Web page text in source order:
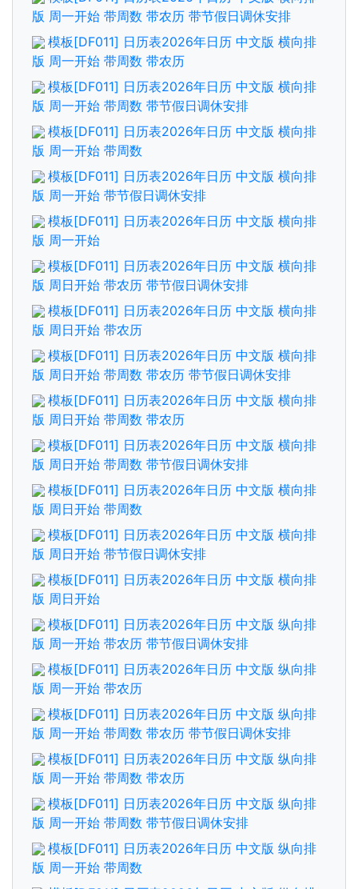
版 周一开始 带周数 带农历 带节假日调休安排
模板[DF011] 日历表2026年日历 中文版 横向排
版 周一开始 带周数 带农历
模板[DF011] 日历表2026年日历 中文版 横向排
版 周一开始 带周数 带节假日调休安排
模板[DF011] 日历表2026年日历 中文版 横向排
版 周一开始 带周数
模板[DF011] 日历表2026年日历 中文版 横向排
版 周一开始 带节假日调休安排
模板[DF011] 日历表2026年日历 中文版 横向排
版 周一开始
模板[DF011] 日历表2026年日历 中文版 横向排
版 周日开始 带农历 带节假日调休安排
模板[DF011] 日历表2026年日历 中文版 横向排
版 周日开始 带农历
模板[DF011] 日历表2026年日历 中文版 横向排
版 周日开始 带周数 带农历 带节假日调休安排
模板[DF011] 日历表2026年日历 中文版 横向排
版 周日开始 带周数 带农历
模板[DF011] 日历表2026年日历 中文版 横向排
版 周日开始 带周数 带节假日调休安排
模板[DF011] 日历表2026年日历 中文版 横向排
版 周日开始 带周数
模板[DF011] 日历表2026年日历 中文版 横向排
版 周日开始 带节假日调休安排
模板[DF011] 日历表2026年日历 中文版 横向排
版 周日开始
模板[DF011] 日历表2026年日历 中文版 纵向排
版 周一开始 带农历 带节假日调休安排
模板[DF011] 日历表2026年日历 中文版 纵向排
版 周一开始 带农历
模板[DF011] 日历表2026年日历 中文版 纵向排
版 周一开始 带周数 带农历 带节假日调休安排
模板[DF011] 日历表2026年日历 中文版 纵向排
版 周一开始 带周数 带农历
模板[DF011] 日历表2026年日历 中文版 纵向排
版 周一开始 带周数 带节假日调休安排
模板[DF011] 日历表2026年日历 中文版 纵向排
版 周一开始 带周数